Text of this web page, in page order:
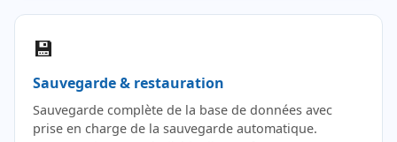
💾
Sauvegarde & restauration
Sauvegarde complète de la base de données avec
prise en charge de la sauvegarde automatique.